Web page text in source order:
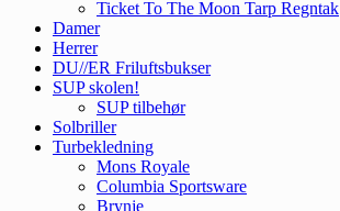
Ticket To The Moon Tarp Regntak
Damer
Herrer
DU//ER Friluftsbukser
SUP skolen!
SUP tilbehør
Solbriller
Turbekledning
Mons Royale
Columbia Sportsware
Brynje